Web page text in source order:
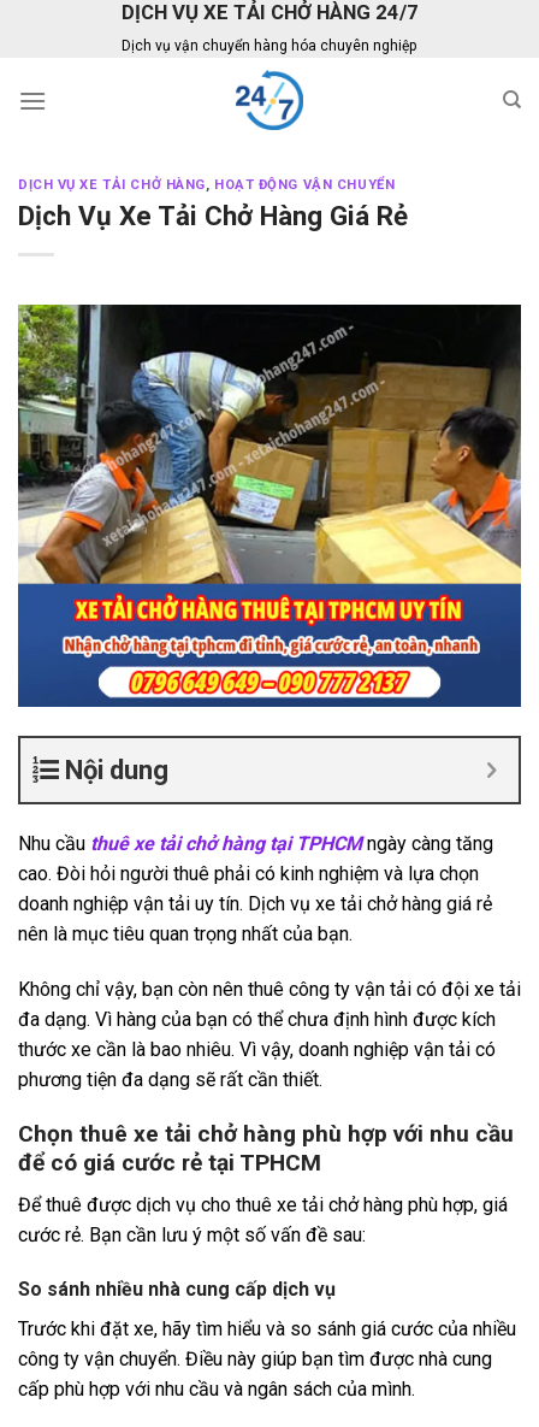
DỊCH VỤ XE TẢI CHỞ HÀNG 24/7
Dịch vụ vận chuyển hàng hóa chuyên nghiệp
DỊCH VỤ XE TẢI CHỞ HÀNG, HOẠT ĐỘNG VẬN CHUYỂN
Dịch Vụ Xe Tải Chở Hàng Giá Rẻ
Nội dung
Nhu cầu thuê xe tải chở hàng tại TPHCMngày càng tăng
cao. Đòi hỏi người thuê phải có kinh nghiệm và lựa chọn
doanh nghiệp vận tải uy tín. Dịch vụ xe tải chở hàng giá rẻ
nên là mục tiêu quan trọng nhất của bạn.
Không chỉ vậy, bạn còn nên thuê công ty vận tải có đội xe tải
đa dạng. Vì hàng của bạn có thể chưa định hình được kích
thước xe cần là bao nhiêu. Vì vậy, doanh nghiệp vận tải có
phương tiện đa dạng sẽ rất cần thiết.
Chọn thuê xe tải chở hàng phù hợp với nhu cầu
để có giá cước rẻ tại TPHCM
Để thuê được dịch vụ cho thuê xe tải chở hàng phù hợp, giá
cước rẻ. Bạn cần lưu ý một số vấn đề sau:
So sánh nhiều nhà cung cấp dịch vụ
Trước khi đặt xe, hãy tìm hiểu và so sánh giá cước của nhiều
công ty vận chuyển. Điều này giúp bạn tìm được nhà cung
cấp phù hợp với nhu cầu và ngân sách của mình.